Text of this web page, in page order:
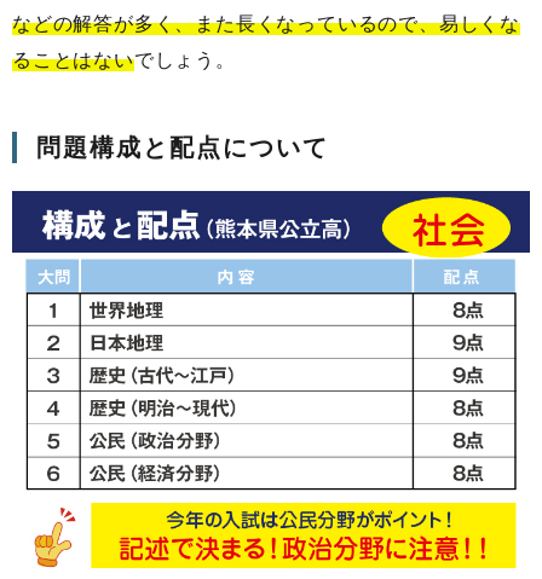
などの解答が多く、また長くなっているので、易しくな
ることはないでしょう。
問題構成と配点について